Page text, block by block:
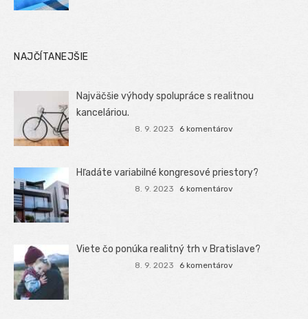
NAJČÍTANEJŠIE
Najväčšie výhody spolupráce s realitnou
kanceláriou.
8. 9. 2023 6 komentárov
Hľadáte variabilné kongresové priestory?
8. 9. 2023 6 komentárov
Viete čo ponúka realitný trh v Bratislave?
8. 9. 2023 6 komentárov